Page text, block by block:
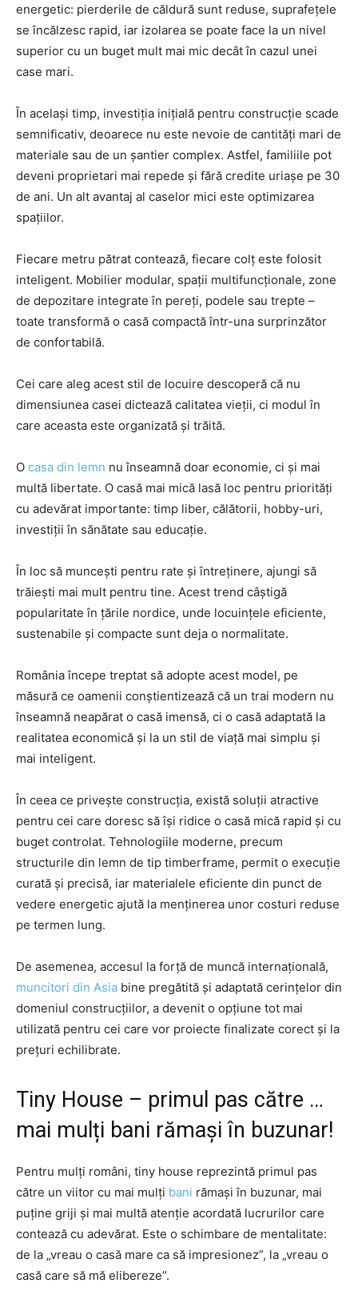
energetic: pierderile de căldură sunt reduse, suprafețele
se încălzesc rapid, iar izolarea se poate face la un nivel
superior cu un buget mult mai mic decât în cazul unei
case mari.
În același timp, investiția inițială pentru construcție scade
semnificativ, deoarece nu este nevoie de cantități mari de
materiale sau de un șantier complex. Astfel, familiile pot
deveni proprietari mai repede și fără credite uriașe pe 30
de ani. Un alt avantaj al caselor mici este optimizarea
spațiilor.
Fiecare metru pătrat contează, fiecare colț este folosit
inteligent. Mobilier modular, spații multifuncționale, zone
de depozitare integrate în pereți, podele sau trepte –
toate transformă o casă compactă într-una surprinzător
de confortabilă.
Cei care aleg acest stil de locuire descoperă că nu
dimensiunea casei dictează calitatea vieții, ci modul în
care aceasta este organizată și trăită.
O casa din lemn nu înseamnă doar economie, ci și mai
multă libertate. O casă mai mică lasă loc pentru priorități
cu adevărat importante: timp liber, călătorii, hobby-uri,
investiții în sănătate sau educație.
În loc să muncești pentru rate și întreținere, ajungi să
trăiești mai mult pentru tine. Acest trend câștigă
popularitate în țările nordice, unde locuințele eficiente,
sustenabile și compacte sunt deja o normalitate.
România începe treptat să adopte acest model, pe
măsură ce oamenii conștientizează că un trai modern nu
înseamnă neapărat o casă imensă, ci o casă adaptată la
realitatea economică și la un stil de viață mai simplu și
mai inteligent.
În ceea ce privește construcția, există soluții atractive
pentru cei care doresc să își ridice o casă mică rapid și cu
buget controlat. Tehnologiile moderne, precum
structurile din lemn de tip timberframe, permit o execuție
curată și precisă, iar materialele eficiente din punct de
vedere energetic ajută la menținerea unor costuri reduse
pe termen lung.
De asemenea, accesul la forță de muncă internațională,
muncitori din Asia bine pregătită și adaptată cerințelor din
domeniul construcțiilor, a devenit o opțiune tot mai
utilizată pentru cei care vor proiecte finalizate corect și la
prețuri echilibrate.
Tiny House – primul pas către …
mai mulți bani rămași în buzunar!
Pentru mulți români, tiny house reprezintă primul pas
către un viitor cu mai mulți bani rămași în buzunar, mai
puține griji și mai multă atenție acordată lucrurilor care
contează cu adevărat. Este o schimbare de mentalitate:
de la „vreau o casă mare ca să impresionez”, la „vreau o
casă care să mă elibereze”.